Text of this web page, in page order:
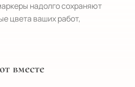
надолго сохраняют
цвета ваших работ,
вместе